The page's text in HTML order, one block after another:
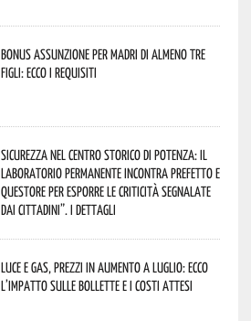
Bonus assunzione per madri di almeno tre
figli: ecco i requisiti
Sicurezza nel Centro Storico di Potenza: il
Laboratorio Permanente incontra Prefetto e
Questore per esporre le criticità segnalate
dai cittadini”. I dettagli
Luce e gas, prezzi in aumento a luglio: ecco
l’impatto sulle bollette e i costi attesi